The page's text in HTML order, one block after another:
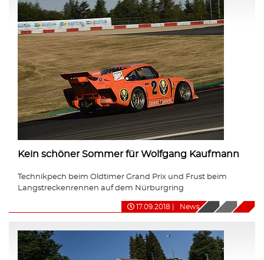
Kein schöner Sommer für Wolfgang Kaufmann
Technikpech beim Oldtimer Grand Prix und Frust beim
Langstreckenrennen auf dem Nürburgring
17.09.2018 News